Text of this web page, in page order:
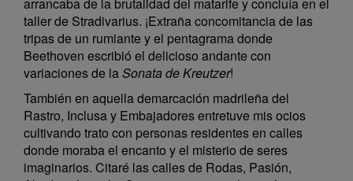
taller de Stradivarius. ¡Extraña concomitancia de las
tripas de un rumiante y el pentagrama donde
Beethoven escribió el delicioso andante con
variaciones de laSonata de Kreutzer!
También en aquella demarcación madrileña del
Rastro, Inclusa y Embajadores entretuve mis ocios
cultivando trato con personas residentes en calles
donde moraba el encanto y el misterio de seres
imaginarios. Citaré las calles de Rodas, Pasión,